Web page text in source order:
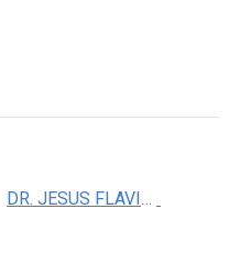
DR. JESUS FLAVIO MARTINEZ MORALES